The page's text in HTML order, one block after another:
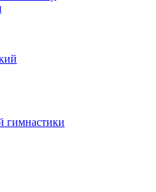
гимнастики